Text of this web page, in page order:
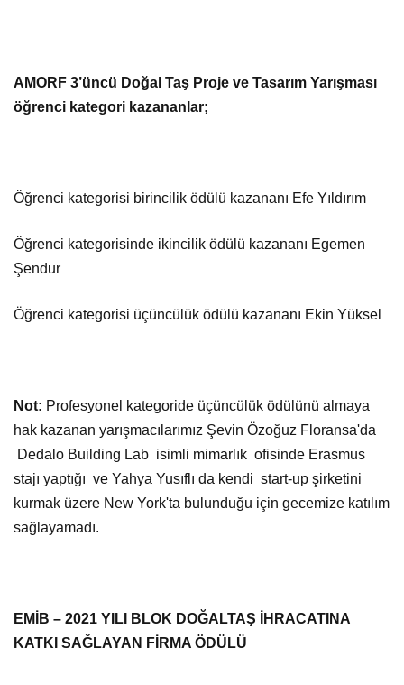
AMORF 3’üncü Doğal Taş Proje ve Tasarım Yarışması
öğrenci kategori kazananlar;
Öğrenci kategorisi birincilik ödülü kazananı Efe Yıldırım
Öğrenci kategorisinde ikincilik ödülü kazananı Egemen
Şendur
Öğrenci kategorisi üçüncülük ödülü kazananı Ekin Yüksel
Not: Profesyonel kategoride üçüncülük ödülünü almaya
hak kazanan yarışmacılarımız Şevin Özoğuz Floransa'da
Dedalo Building Lab isimli mimarlık ofisinde Erasmus
stajı yaptığı ve Yahya Yusıflı da kendi start-up şirketini
kurmak üzere New York'ta bulunduğu için gecemize katılım
sağlayamadı.
EMİB – 2021 YILI BLOK DOĞALTAŞ İHRACATINA
KATKI SAĞLAYAN FİRMA ÖDÜLÜ